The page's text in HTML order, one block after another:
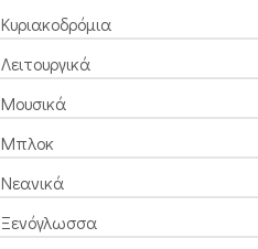
Κυριακοδρόμια
Λειτουργικά
Μουσικά
Μπλοκ
Νεανικά
Ξενόγλωσσα